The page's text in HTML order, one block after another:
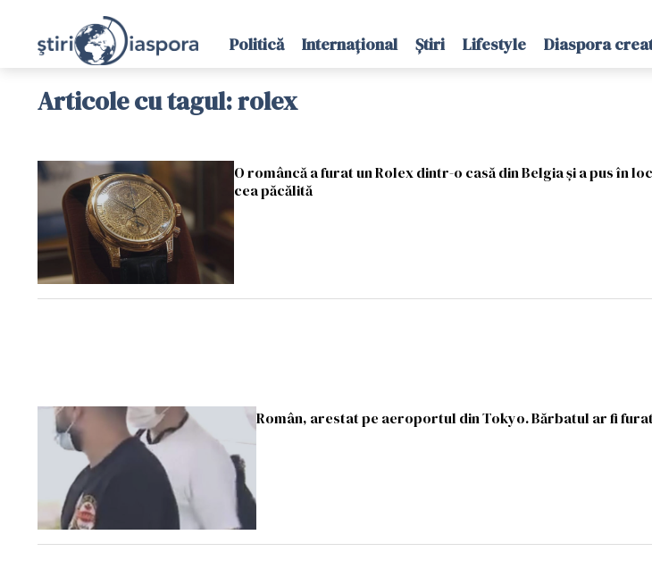
Politică Internațional Știri Lifestyle Diaspora
Articole cu tagul: rolex
O româncă a furat un Rolex dintr-o casă din Belgia și a pus în
cea păcălită
Român, arestat pe aeroportul din Tokyo. Bărbatul ar fi furat